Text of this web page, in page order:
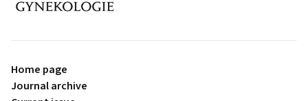
proLékaře.cz
Home page
Journal archive